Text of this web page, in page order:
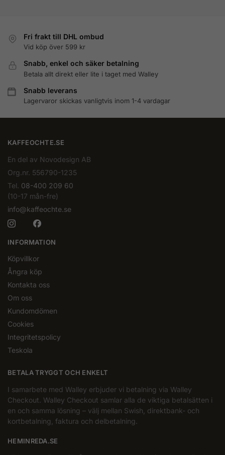
Fri frakt till DHL ombud
Vid köp över 599 kr
Snabb, enkel och säker betalning
Betala allt direkt eller lite i taget med Walley
Snabb leverans
Lagervaror skickas vanligtvis inom 1-4 vardagar
KAFFEOCHTE.SE
En del av Novodesign AB
Org.nr. 556790-1235
Tel. 08-400 209 60
(10-17 mån-fre)
info@kaffeochte.se
INFORMATION
Köpvillkor
Ångra köp
Kontakta oss
Om oss
Kundomdömen
Cookies
Integritetspolicy
Teskola
BETALA TRYGGT OCH ENKELT
I samarbete med Walley erbjuder vi betalning via Walley
Checkout. Walley Checkout samlar alla de viktiga betalsätten i
en och samma lösning – välj mellan Swish, direktbank- och
kortbetalning, faktura och delbetalning.
HEMINREDA.SE